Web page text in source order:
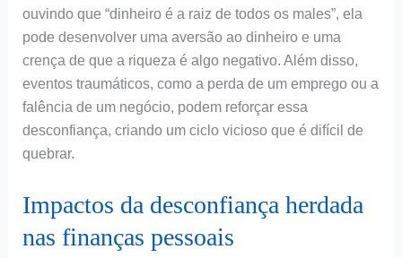
ouvindo que “dinheiro é a raiz de todos os males”, ela
pode desenvolver uma aversão ao dinheiro e uma
crença de que a riqueza é algo negativo. Além disso,
eventos traumáticos, como a perda de um emprego ou a
falência de um negócio, podem reforçar essa
desconfiança, criando um ciclo vicioso que é difícil de
quebrar.
Impactos da desconfiança herdada
nas finanças pessoais